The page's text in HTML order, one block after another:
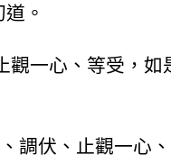
。
觀一心、等受，如
調伏、止觀一心